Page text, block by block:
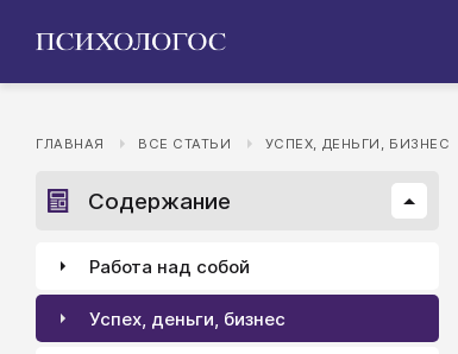
ГЛАВНАЯ ВСЕ СТАТЬИ УСПЕХ, ДЕНЬГИ, БИЗНЕС
Содержание
Работа над собой
Успех, деньги, бизнес